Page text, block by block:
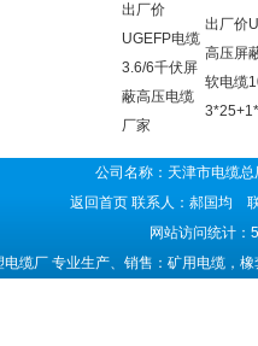
出厂价
UGEFP电缆
3.6/6千伏屏
蔽高压电缆
厂家
出厂价
高压屏
软电缆
公司名称：天津市电缆
返回首页联系人：郝国均
网站访问统计
电缆厂 专业生产、销售：矿用电缆，